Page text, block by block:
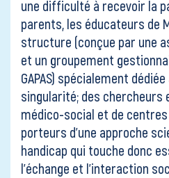
une difficulté à recevoir la
parents, les éducateurs de
structure (conçue par une
et un groupement
GAPAS) spécialement
singularité; des chercheurs
médico-social et de
porteurs d’une approche
handicap qui touche donc
l’échange et l’interaction